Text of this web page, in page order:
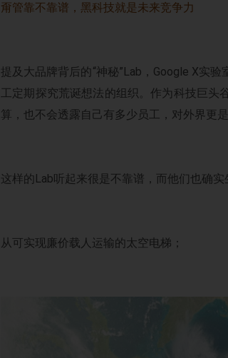
甭管靠不靠谱，黑科技就是未来竞争力
提及大品牌背后的“神秘”Lab，Google X实
工定期探究荒诞想法的组织。作为科技巨头
算，也不会透露自己有多少员工，对外界更是
这样的Lab听起来很是不靠谱，而他们也确
从可实现廉价载人运输的太空电梯；